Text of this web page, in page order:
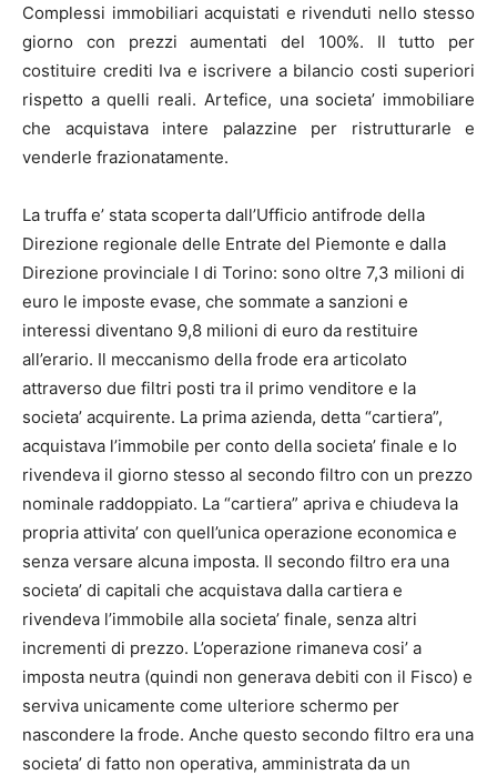
Complessi immobiliari acquistati e rivenduti nello stesso
giorno con prezzi aumentati del 100%. Il tutto per
costituire crediti Iva e iscrivere a bilancio costi superiori
rispetto a quelli reali. Artefice, una societa’ immobiliare
che acquistava intere palazzine per ristrutturarle e
venderle frazionatamente.
La truffa e’ stata scoperta dall’Ufficio antifrode della
Direzione regionale delle Entrate del Piemonte e dalla
Direzione provinciale I di Torino: sono oltre 7,3 milioni di
euro le imposte evase, che sommate a sanzioni e
interessi diventano 9,8 milioni di euro da restituire
all’erario. Il meccanismo della frode era articolato
attraverso due filtri posti tra il primo venditore e la
societa’ acquirente. La prima azienda, detta “cartiera”,
acquistava l’immobile per conto della societa’ finale e lo
rivendeva il giorno stesso al secondo filtro con un prezzo
nominale raddoppiato. La “cartiera” apriva e chiudeva la
propria attivita’ con quell’unica operazione economica e
senza versare alcuna imposta. Il secondo filtro era una
societa’ di capitali che acquistava dalla cartiera e
rivendeva l’immobile alla societa’ finale, senza altri
incrementi di prezzo. L’operazione rimaneva cosi’ a
imposta neutra (quindi non generava debiti con il Fisco) e
serviva unicamente come ulteriore schermo per
nascondere la frode. Anche questo secondo filtro era una
societa’ di fatto non operativa, amministrata da un